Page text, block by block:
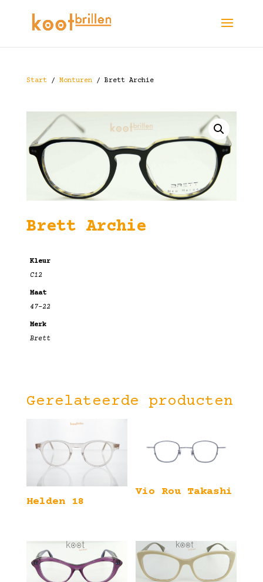
Start/ Monturen/ Brett Archie
Brett Archie
Kleur
C12
Maat
47-22
Merk
Brett
Gerelateerde producten
Helden 18
Vio Rou Takashi